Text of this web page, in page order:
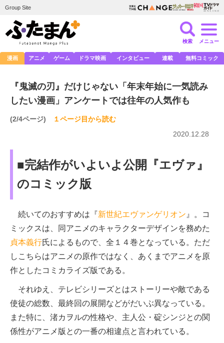
Group Site
検索 メニュー
漫画 アニメ ゲーム ドラマ映画 インタビュー 連載 無料コミック
『鬼滅の刃』だけじゃない「年末年始に一気読み
したい漫画」アンケートでは往年の人気作も
(2/4ページ)
１ページ目から読む
2020.12.28
■完結作がいよいよ公開『エヴァ』
のコミック版
続いてのおすすめは『新世紀エヴァンゲリオン 』。コ
ミックスは、同アニメのキャラクターデザインを務めた
貞本義行氏によるもので、全１４巻となっている。ただ
しこちらはアニメの原作ではなく、あくまでアニメを原
作としたコミカライズ版である。
それゆえ、テレビシリーズとはストーリーや敵である
使徒の総数、最終回の展開などがだいぶ異なっている。
また特に、渚カヲルの性格や、主人公・碇シンジとの関
係性がアニメ版との一番の相違点と言われている。